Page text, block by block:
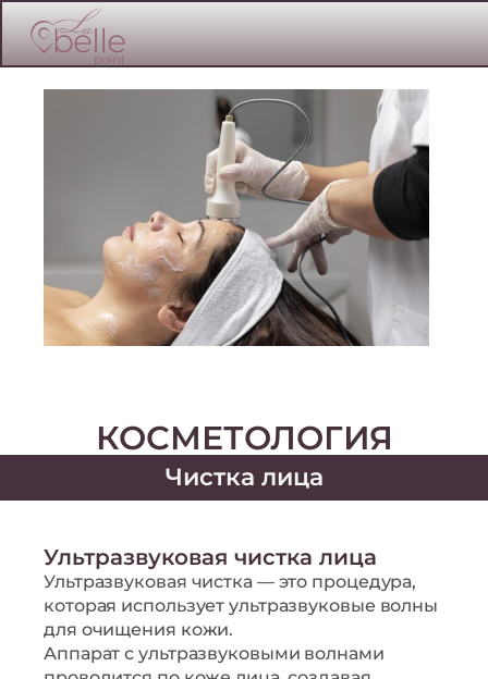
КОСМЕТОЛОГИЯ
Чистка лица
Ультразвуковая чистка лица
Ультразвуковая чистка — это процедура,
которая использует ультразвуковые волны
для очищения кожи.
Аппарат с ультразвуковыми волнами